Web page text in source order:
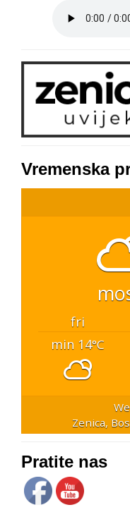
Vremenska
fri
min 14°C
Zenica,
Pratite nas